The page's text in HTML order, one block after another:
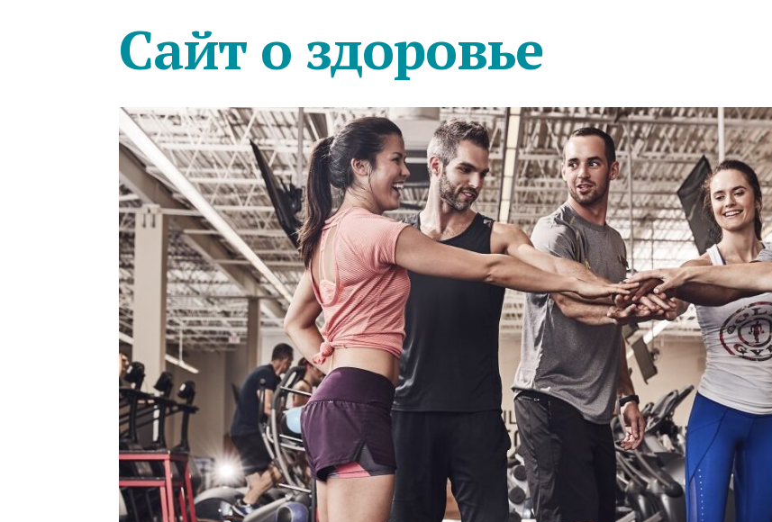
Сайт о здоровье